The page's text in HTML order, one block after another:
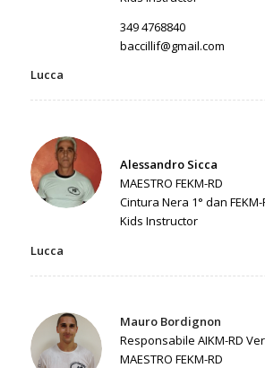
349 4768840
baccillif@gmail.com
Lucca
Alessandro Sicca
MAESTRO FEKM-RD
Cintura Nera 1° dan FEKM-
Kids Instructor
Lucca
Mauro Bordignon
Responsabile AIKM-RD
MAESTRO FEKM-RD